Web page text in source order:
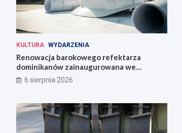
KULTURA WYDARZENIA
Renowacja barokowego refektarza
dominikanów zainaugurowana we
Wrocławiu
6 sierpnia 2026